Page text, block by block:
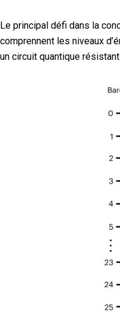
Le principal défi dans la
comprennent les niveaux
un circuit quantique